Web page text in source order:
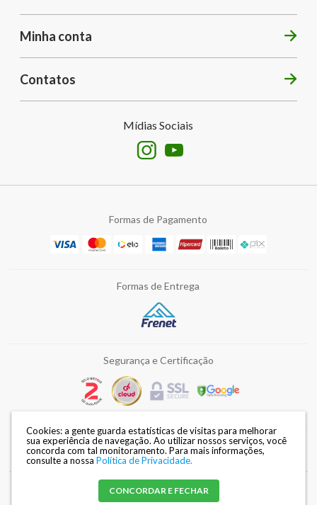
Cookies: a gente guarda estatísticas de visitas para melhorar
sua experiência de navegação. Ao utilizar nossos serviços, você
concorda com tal monitoramento. Para mais informações,
consulte a nossa Política de Privacidade.
CONCORDAR E FECHAR
Minha conta
Contatos
Formas de Pagamento
Formas de Entrega
Segurança e Certificação
Razão Social: DISMAFE FERRAMENTAS LTDA | CNPJ: 82.028.002/0002-34 |
Endereço: Avenida Duque de Caxias, 3240 - Londrina / PR |